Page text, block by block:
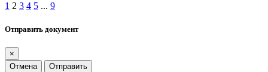
1 2 3 4 5 ... 9
Отправить документ
×
Отмена
Отправить